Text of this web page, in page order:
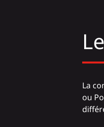
La
ou